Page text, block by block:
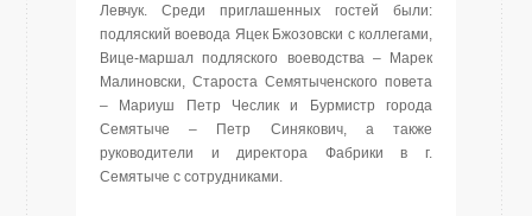
Левчук. Среди приглашенных гостей были:
подляский воевода Яцек Бжозовски с коллегами,
Вице-маршал подляского воеводства – Марек
Малиновски, Староста Семятыченского повета
– Мариуш Петр Чеслик и Бурмистр города
Семятыче – Петр Синякович, а также
руководители и директора Фабрики в г.
Семятыче с сотрудниками.